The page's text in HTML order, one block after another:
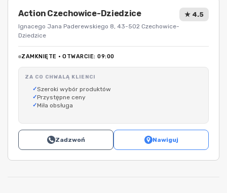
Action Czechowice-Dziedzice
Ignacego Jana Paderewskiego 8, 43-502 Czechowice-
Dziedzice
★ 4.5
ZAMKNIĘTE · OTWARCIE: 09:00
ZA CO CHWALĄ KLIENCI
Szeroki wybór produktów
Przystępne ceny
Miła obsługa
Zadzwoń Nawiguj